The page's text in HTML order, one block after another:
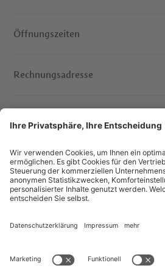
Öffnungszeiten
Rechnungsadresse
Bereit, Berge zu versetzen.
© IDM Südtirol - Alto Adige Jobs
Impressum
Cookie-Einstellungen